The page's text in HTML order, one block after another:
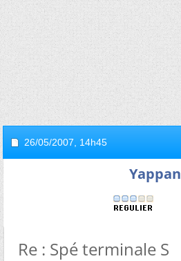
26/05/2007, 14h45
Yappan
Re : Spé terminale S